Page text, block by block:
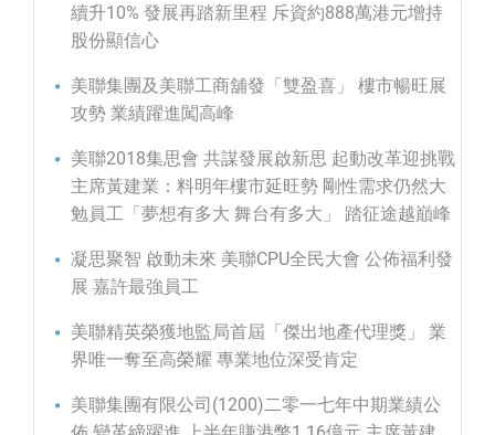
續升10% 發展再踏新里程 斥資約888萬港元增持
股份顯信心
美聯集團及美聯工商舖發「雙盈喜」 樓市暢旺展
攻勢 業績躍進闖高峰
美聯2018集思會 共謀發展啟新思 起動改革迎挑戰
主席黃建業：料明年樓市延旺勢 剛性需求仍然大
勉員工「夢想有多大 舞台有多大」 踏征途越巔峰
凝思聚智 啟動未來 美聯CPU全民大會 公佈福利發
展 嘉許最強員工
美聯精英榮獲地監局首屆「傑出地產代理獎」 業
界唯一奪至高榮耀 專業地位深受肯定
美聯集團有限公司(1200)二零一七年中期業績公